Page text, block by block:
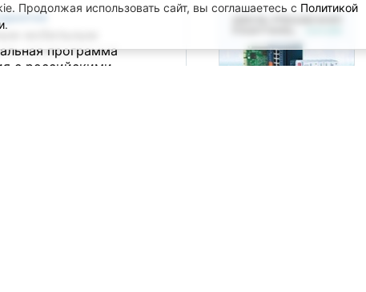
мобильным
программа
с российскими
Продолжая использовать сайт, вы соглашаетесь с Политикой
.